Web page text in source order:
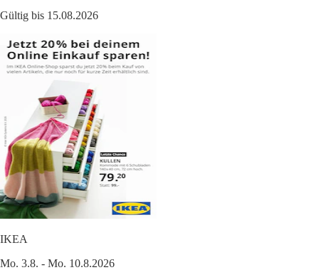
Gültig bis 15.08.2026
IKEA
Mo. 3.8. - Mo. 10.8.2026